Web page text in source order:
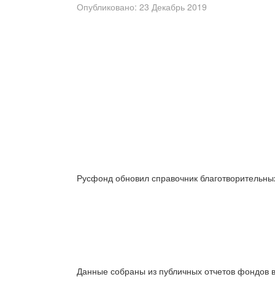
Опубликовано: 23 Декабрь 2019
Русфонд обновил справочник
Данные собраны из публичных отчетов фондов